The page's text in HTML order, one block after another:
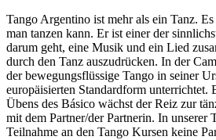
Tango Argentino ist mehr als ein Tanz.
man tanzen kann. Er ist einer der
darum geht, eine Musik und ein Lied
durch den Tanz auszudrücken. In der
der bewegungsflüssige Tango in seiner
europäisierten Standardform unterrichtet.
Übens des Básico wächst der Reiz zur
mit dem Partner/der Partnerin. In unserer
Teilnahme an den Tango Kursen keine